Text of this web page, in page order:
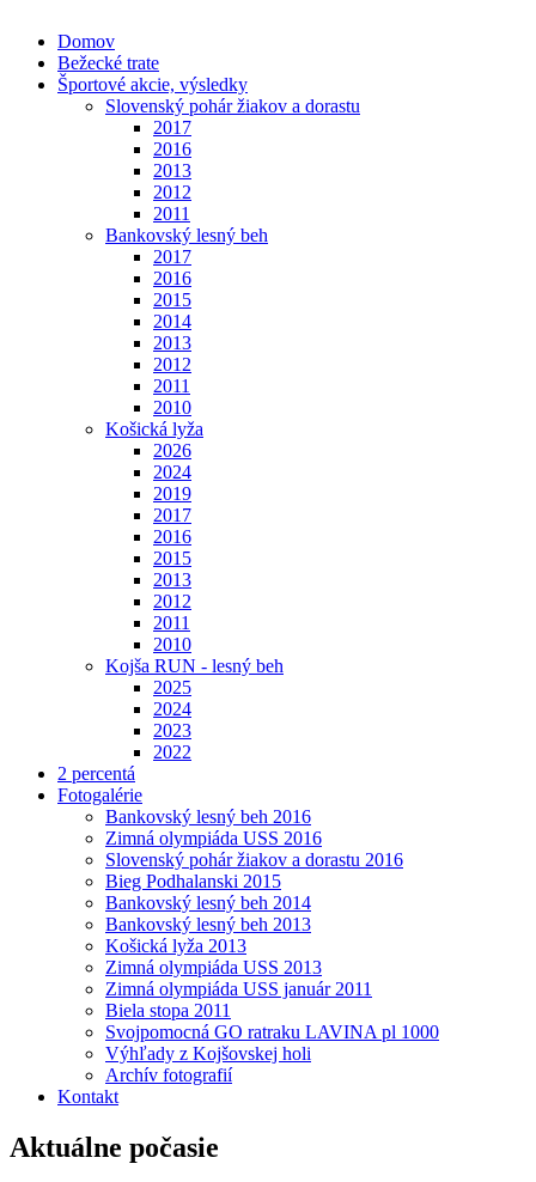
Domov
Bežecké trate
Športové akcie, výsledky
Slovenský pohár žiakov a dorastu
2017
2016
2013
2012
2011
Bankovský lesný beh
2017
2016
2015
2014
2013
2012
2011
2010
Košická lyža
2026
2024
2019
2017
2016
2015
2013
2012
2011
2010
Kojša RUN - lesný beh
2025
2024
2023
2022
2 percentá
Fotogalérie
Bankovský lesný beh 2016
Zimná olympiáda USS 2016
Slovenský pohár žiakov a dorastu 2016
Bieg Podhalanski 2015
Bankovský lesný beh 2014
Bankovský lesný beh 2013
Košická lyža 2013
Zimná olympiáda USS 2013
Zimná olympiáda USS január 2011
Biela stopa 2011
Svojpomocná GO ratraku LAVINA pl 1000
Výhľady z Kojšovskej holi
Archív fotografií
Kontakt
Aktuálne počasie